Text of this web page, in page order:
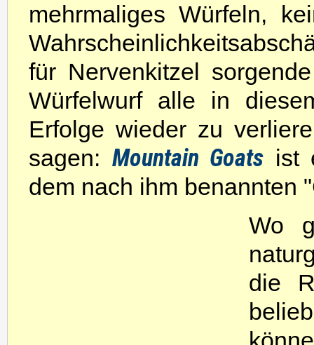
mehrmaliges Würfeln,
für Nervenkitzel
Würfelwurf alle in
Erfolge wieder zu
sagen: Mountain Goats ist
dem nach ihm benannten
Wo
die